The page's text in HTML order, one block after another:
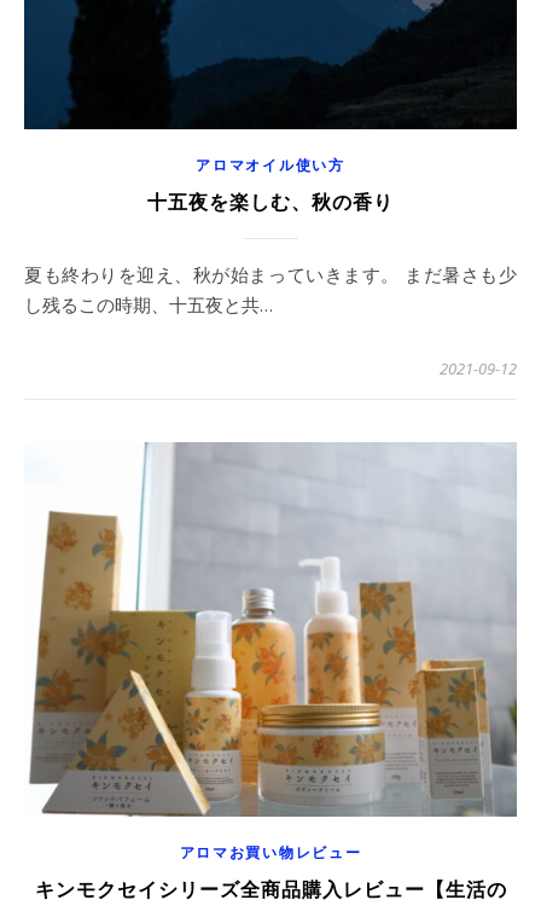
アロマオイル使い方
十五夜を楽しむ、秋の香り
夏も終わりを迎え、秋が始まっていきます。 まだ暑さも少
し残るこの時期、十五夜と共…
2021-09-12
アロマお買い物レビュー
キンモクセイシリーズ全商品購入レビュー【生活の